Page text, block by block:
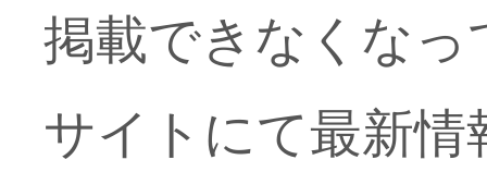
掲載できなくな
サイトにて最新